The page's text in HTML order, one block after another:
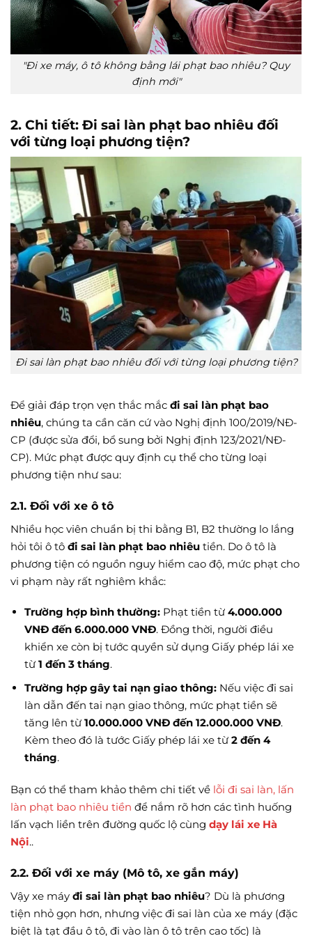
"Đi xe máy, ô tô không bằng lái phạt bao nhiêu? Quy
định mới"
2. Chi tiết: Đi sai làn phạt bao nhiêu đối
với từng loại phương tiện?
Đi sai làn phạt bao nhiêu đối với từng loại phương tiện?
Để giải đáp trọn vẹn thắc mắc đi sai làn phạt bao
nhiêu, chúng ta cần căn cứ vào Nghị định 100/2019/NĐ-
CP (được sửa đổi, bổ sung bởi Nghị định 123/2021/NĐ-
CP). Mức phạt được quy định cụ thể cho từng loại
phương tiện như sau:
2.1. Đối với xe ô tô
Nhiều học viên chuẩn bị thi bằng B1, B2 thường lo lắng
hỏi tôi ô tô đi sai làn phạt bao nhiêu tiền. Do ô tô là
phương tiện có nguồn nguy hiểm cao độ, mức phạt cho
vi phạm này rất nghiêm khắc:
Trường hợp bình thường:Phạt tiền từ 4.000.000
VNĐ đến 6.000.000 VNĐ. Đồng thời, người điều
khiển xe còn bị tước quyền sử dụng Giấy phép lái xe
từ 1 đến 3 tháng.
Trường hợp gây tai nạn giao thông:Nếu việc đi sai
làn dẫn đến tai nạn giao thông, mức phạt tiền sẽ
tăng lên từ 10.000.000 VNĐ đến 12.000.000 VNĐ.
Kèm theo đó là tước Giấy phép lái xe từ 2 đến 4
tháng.
Bạn có thể tham khảo thêm chi tiết về lỗi đi sai làn, lấn
làn phạt bao nhiêu tiền để nắm rõ hơn các tình huống
lấn vạch liền trên đường quốc lộ cùng dạy lái xe Hà
Nội..
2.2. Đối với xe máy (Mô tô, xe gắn máy)
Vậy xe máy đi sai làn phạt bao nhiêu? Dù là phương
tiện nhỏ gọn hơn, nhưng việc đi sai làn của xe máy (đặc
biệt là tạt đầu ô tô, đi vào làn ô tô trên cao tốc) là